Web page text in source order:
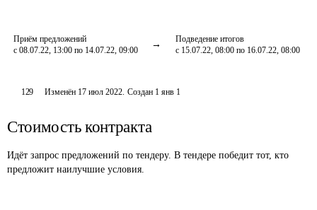
Приём предложений
с 08.07.22, 13:00 по 14.07.22, 09:00
Подведение итогов
с 15.07.22, 08:00 по 16.07.22, 08:00
129 Изменён 17 июл 2022. Создан 1 янв 1
Стоимость контракта
Идёт запрос предложений по тендеру. В тендере победит тот, кто
предложит наилучшие условия.